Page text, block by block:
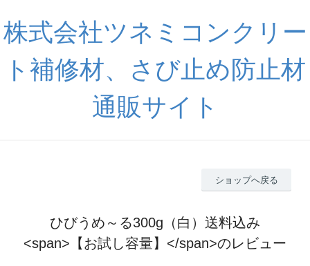
株式会社ツネミコンクリー
ト補修材、さび止め防止材
通販サイト
ショップへ戻る
ひびうめ～る300g（白）送料込み
<span>【お試し容量】</span>のレビュー